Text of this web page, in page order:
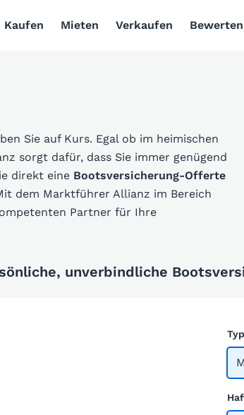
Kaufen Mieten Verkaufen Bewerten
Sie auf Kurs. Egal ob im heimischen
sorgt dafür, dass Sie immer genügend
direkt eine Bootsversicherung-Offerte
dem Marktführer Allianz im Bereich
Partner für Ihre
unverbindliche
Typ